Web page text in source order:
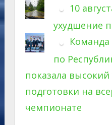
10
ухудшение
по
показала
подготовки на
чемпионате